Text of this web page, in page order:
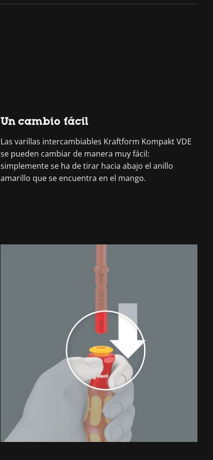
Un cambio fácil
Las varillas intercambiables Kraftform Kompakt VDE
se pueden cambiar de manera muy fácil:
simplemente se ha de tirar hacia abajo el anillo
amarillo que se encuentra en el mango.